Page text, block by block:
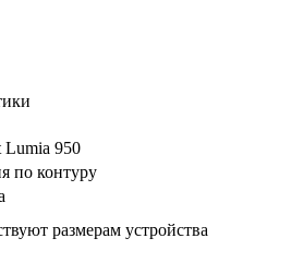
Lumia 950
по контуру
размерам устройства